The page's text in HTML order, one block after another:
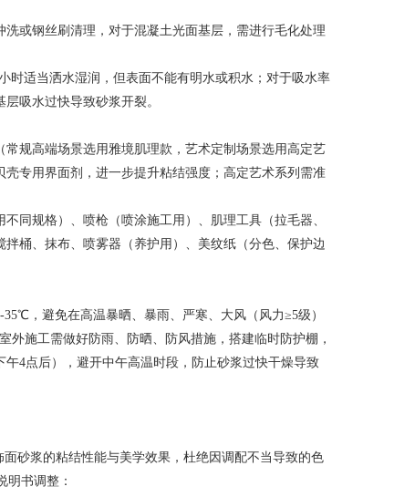
或钢丝刷清理，对于混凝土光面基层，需进行毛化处理
时适当洒水湿润，但表面不能有明水或积水；对于吸水率
吸水过快导致砂浆开裂。
规高端场景选用雅境肌理款，艺术定制场景选用高定艺
专用界面剂，进一步提升粘结强度；高定艺术系列需准
同规格）、喷枪（喷涂施工用）、肌理工具（拉毛器、
桶、抹布、喷雾器（养护用）、美纹纸（分色、保护边
，避免在高温暴晒、暴雨、严寒、大风（风力≥5级）
施工需做好防雨、防晒、防风措施，搭建临时防护棚，
4点后），避开中午高温时段，防止砂浆过快干燥导致
砂浆的粘结性能与美学效果，杜绝因调配不当导致的色
明书调整：